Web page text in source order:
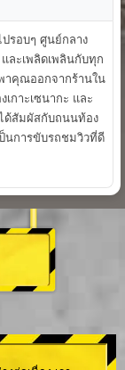
รอบๆ ศูนย์กลาง
ละเพลิดเพลินกับทุก
พาคุณออกจากร้านใน
กาะเซนากะ และ
ด้สัมผัสกับถนนท้อง
นการขับรถชมวิวที่ดี